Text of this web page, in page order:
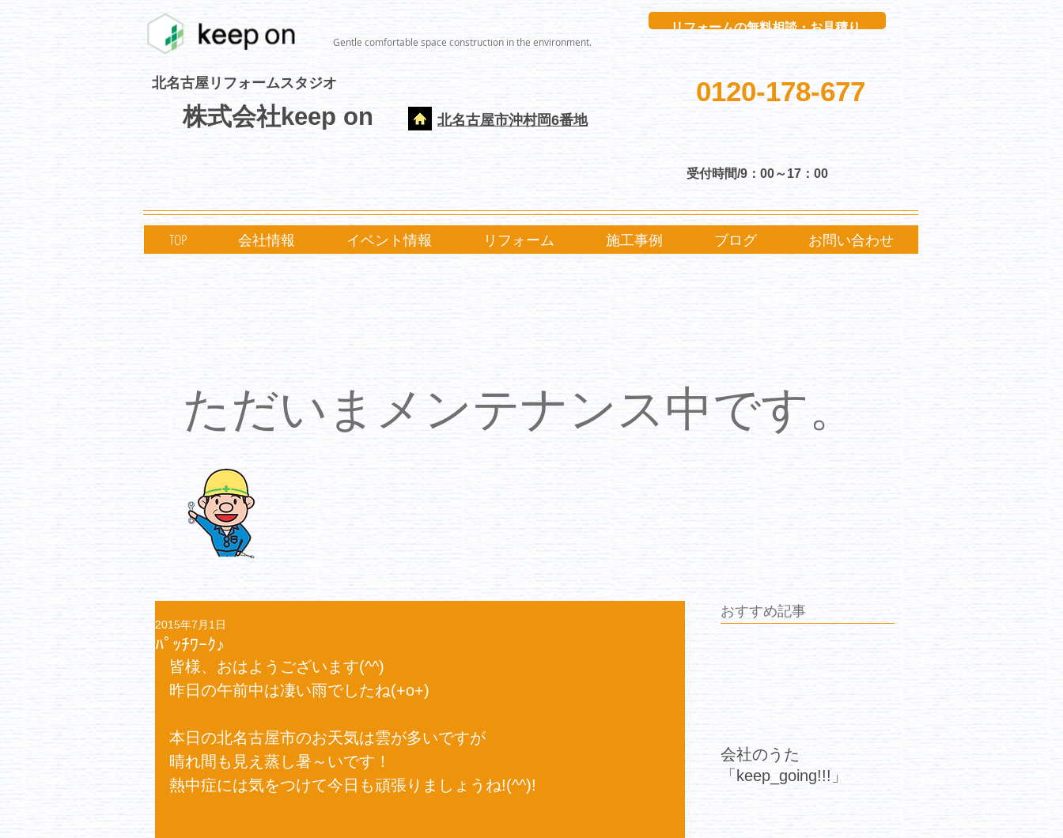
Gentle comfortable space construction in the environment.
北名古屋リフォームスタジオ
株式会社keep on 北名古屋市沖村岡6番地
ボタン
リフォームの無料相談・お見積り
0120-178-677
受付時間/9：00～17：00
TOP 会社情報 イベント情報 リフォーム 施工事例 ブログ お問い合わせ
​ただいまメンテナンス中です。
ﾊﾟｯﾁﾜｰｸ♪
2015年7月1日
皆様、おはようございます(^^)
昨日の午前中は凄い雨でしたね(+o+)
本日の北名古屋市のお天気は雲が多いですが
晴れ間も見え蒸し暑～いです！
熱中症には気をつけて今日も頑張りましょうね!(^^)!
おすすめ記事
会社のうた
「keep_going!!!」